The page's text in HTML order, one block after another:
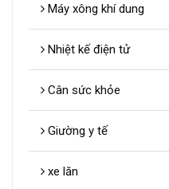
Máy xông khí dung
Nhiệt kế điện tử
Cân sức khỏe
Giường y tế
xe lăn